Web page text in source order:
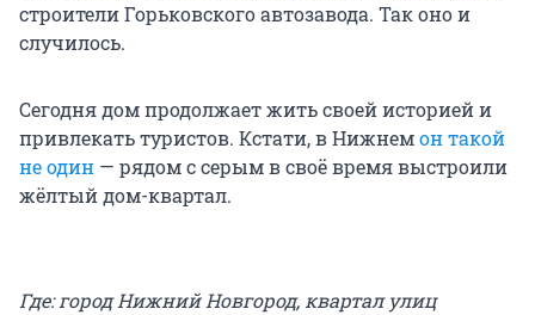
строители Горьковского автозавода. Так оно и
случилось.
Сегодня дом продолжает жить своей историей и
привлекать туристов. Кстати, в Нижнемон такой
не один — рядом с серым в своё время выстроили
жёлтый дом-квартал.
Где: город Нижний Новгород, квартал улиц